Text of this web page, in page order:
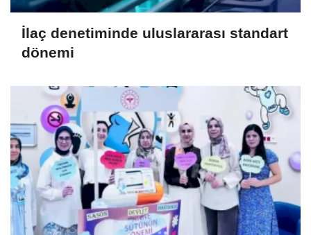
İlaç denetiminde uluslararası standart
dönemi